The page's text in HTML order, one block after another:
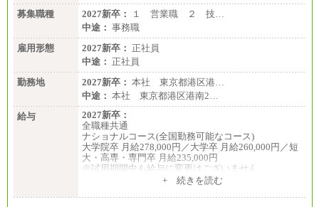
募集職種
2027新卒：
１ 営業職 ２ 技…
中途： 事務職
雇用形態
2027新卒： 正社員
中途： 正社員
勤務地
2027新卒： 本社 東京都港区港…
中途： 本社 東京都港区港南2…
給与
2027新卒：
全職種共通
ナショナルコース(全国勤務可能なコース)
大学院卒 月給278,000円／大学卒 月給260,000円／短
大・高専・専門卒 月給235,000円
※試用期間中も給与に変更はございません
大学院卒 月給264,000円／大学卒 月給250,000円／短
+ 続きを読む